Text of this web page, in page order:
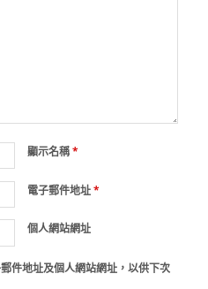
顯示名稱*
電子郵件地址*
個人網站網址
件地址及個人網站網址，以供下次